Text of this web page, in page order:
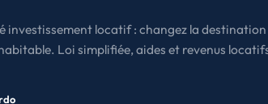
La porte océane
investissement locatif : changez la
Loi simplifiée, aides et revenus